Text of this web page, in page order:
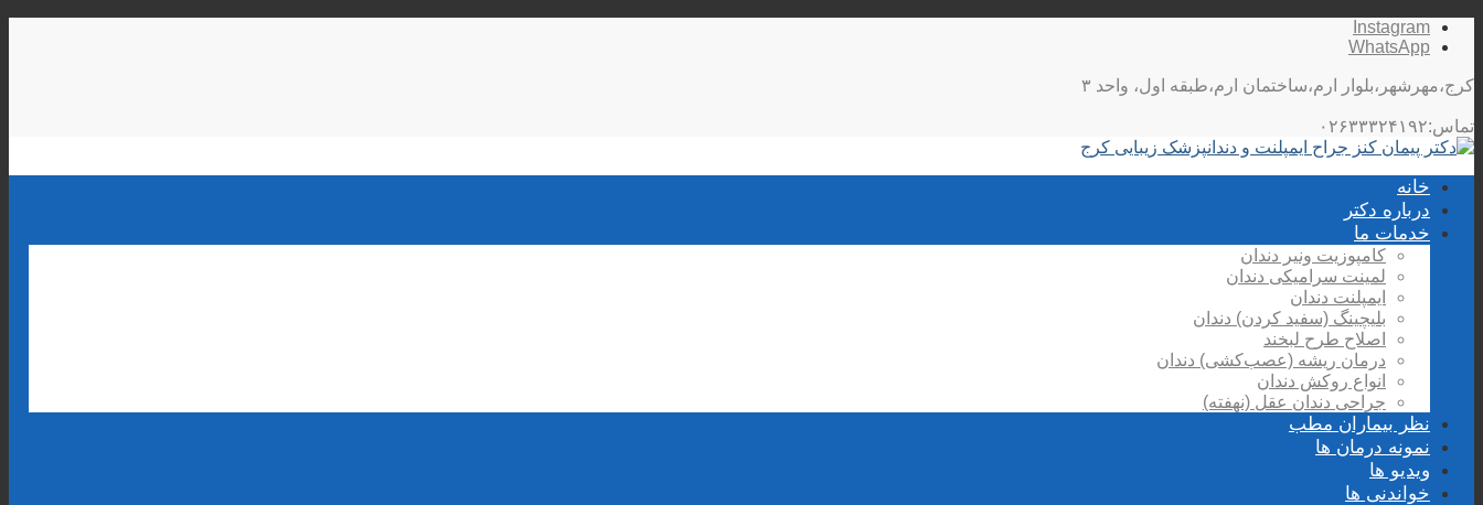
Instagram
WhatsApp
کرج،مهرشهر،بلوار ارم،ساختمان ارم،طبقه اول، واحد ۳
تماس:۰۲۶۳۳۳۲۴۱۹۲
خانه
درباره دکتر
خدمات ما
کامپوزیت ونیر دندان
لمینت سرامیکی دندان
ایمپلنت دندان
بلیچینگ (سفید کردن) دندان
اصلاح طرح لبخند
درمان ریشه (عصب‌کشی) دندان
انواع روکش دندان
جراحی دندان عقل (نهفته)
نظر بیماران مطب
نمونه درمان ها
ویدیو ها
خواندنی ها